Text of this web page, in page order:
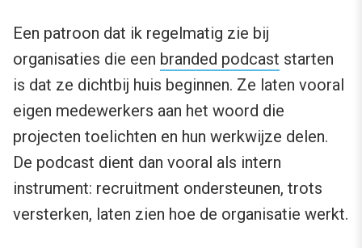
Een patroon dat ik regelmatig zie bij
organisaties die een branded podcast starten
is dat ze dichtbij huis beginnen. Ze laten vooral
eigen medewerkers aan het woord die
projecten toelichten en hun werkwijze delen.
De podcast dient dan vooral als intern
instrument: recruitment ondersteunen, trots
versterken, laten zien hoe de organisatie werkt.